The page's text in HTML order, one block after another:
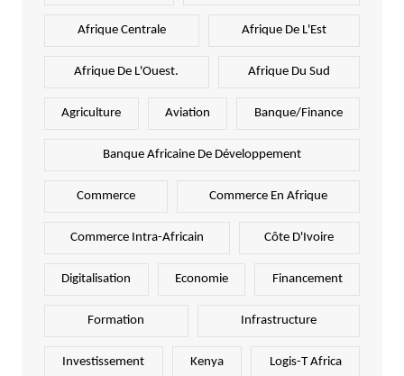
Afrique Centrale Afrique De L'Est
Afrique De L'Ouest. Afrique Du Sud
Agriculture Aviation Banque/Finance
Banque Africaine De Développement
Commerce Commerce En Afrique
Commerce Intra-Africain Côte D'Ivoire
Digitalisation Economie Financement
Formation Infrastructure
Investissement Kenya Logis-T Africa